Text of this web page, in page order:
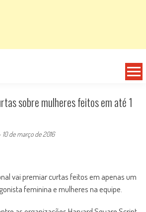
sobre mulheres feitos em até 1
10 de março de 2016
vai premiar curtas feitos em apenas um
feminina e mulheres na equipe.